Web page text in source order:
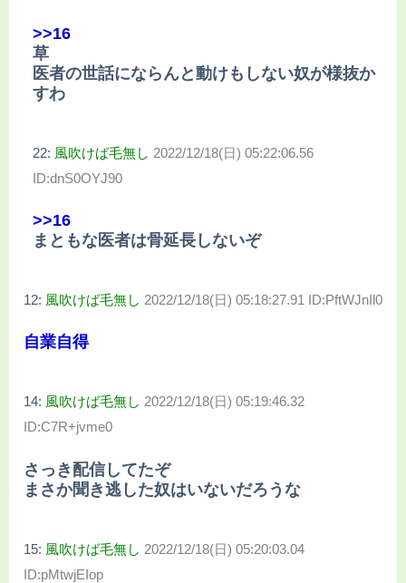
>>16
草
医者の世話にならんと動けもしない奴が様抜か
すわ
22: 風吹けば毛無し 2022/12/18(日) 05:22:06.56
ID:dnS0OYJ90
>>16
まともな医者は骨延長しないぞ
12: 風吹けば毛無し 2022/12/18(日) 05:18:27.91 ID:PftWJnIl0
自業自得
14: 風吹けば毛無し 2022/12/18(日) 05:19:46.32
ID:C7R+jvme0
さっき配信してたぞ
まさか聞き逃した奴はいないだろうな
15: 風吹けば毛無し 2022/12/18(日) 05:20:03.04
ID:pMtwjEIop